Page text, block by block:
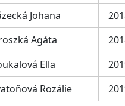
Johana
Agáta
Ella
Rozálie